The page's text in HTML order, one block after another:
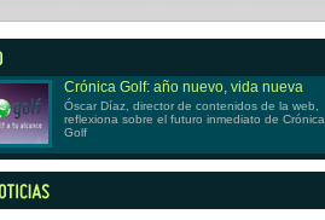
Crónica Golf: año nuevo, vida nueva
Óscar Díaz, director de contenidos de la web,
reflexiona sobre el futuro inmediato de Crónica
Golf